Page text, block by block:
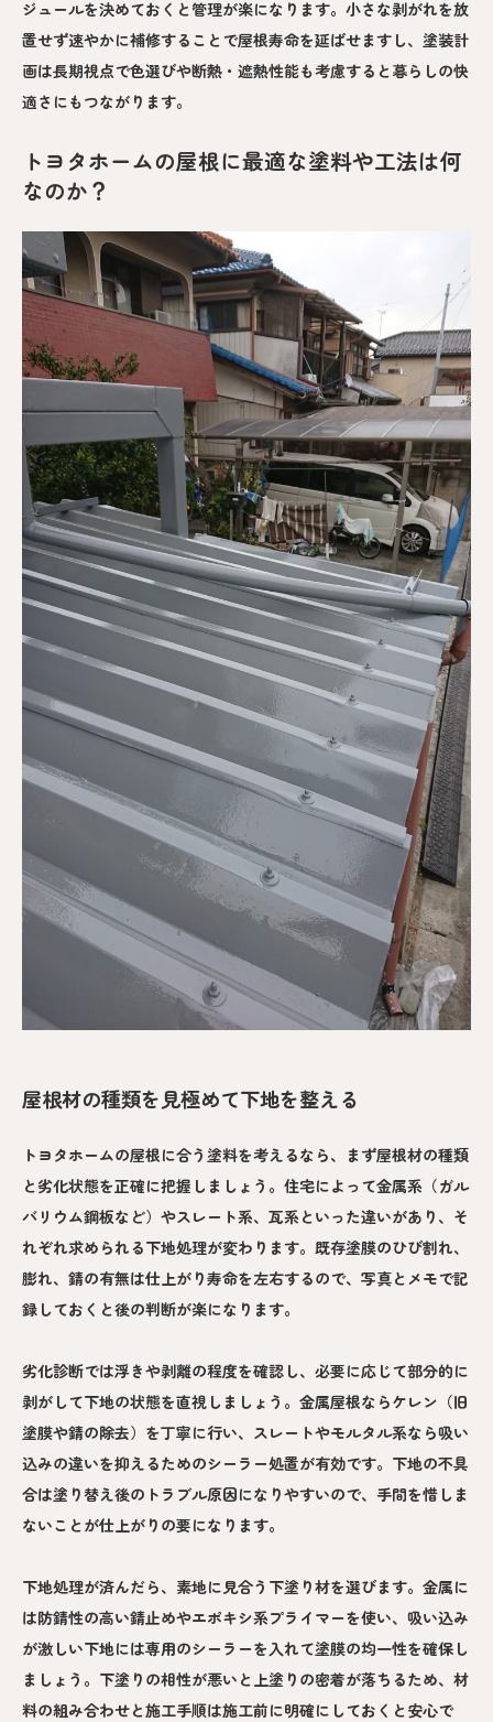
ジュールを決めておくと管理が楽になります。小さな剥がれを放
置せず速やかに補修することで屋根寿命を延ばせますし、塗装計
画は長期視点で色選びや断熱・遮熱性能も考慮すると暮らしの快
適さにもつながります。
トヨタホームの屋根に最適な塗料や工法は何
なのか？
屋根材の種類を見極めて下地を整える
トヨタホームの屋根に合う塗料を考えるなら、まず屋根材の種類
と劣化状態を正確に把握しましょう。住宅によって金属系（ガル
バリウム鋼板など）やスレート系、瓦系といった違いがあり、そ
れぞれ求められる下地処理が変わります。既存塗膜のひび割れ、
膨れ、錆の有無は仕上がり寿命を左右するので、写真とメモで記
録しておくと後の判断が楽になります。
劣化診断では浮きや剥離の程度を確認し、必要に応じて部分的に
剥がして下地の状態を直視しましょう。金属屋根ならケレン（旧
塗膜や錆の除去）を丁寧に行い、スレートやモルタル系なら吸い
込みの違いを抑えるためのシーラー処置が有効です。下地の不具
合は塗り替え後のトラブル原因になりやすいので、手間を惜しま
ないことが仕上がりの要になります。
下地処理が済んだら、素地に見合う下塗り材を選びます。金属に
は防錆性の高い錆止めやエポキシ系プライマーを使い、吸い込み
が激しい下地には専用のシーラーを入れて塗膜の均一性を確保し
ましょう。下塗りの相性が悪いと上塗りの密着が落ちるため、材
料の組み合わせと施工手順は施工前に明確にしておくと安心で